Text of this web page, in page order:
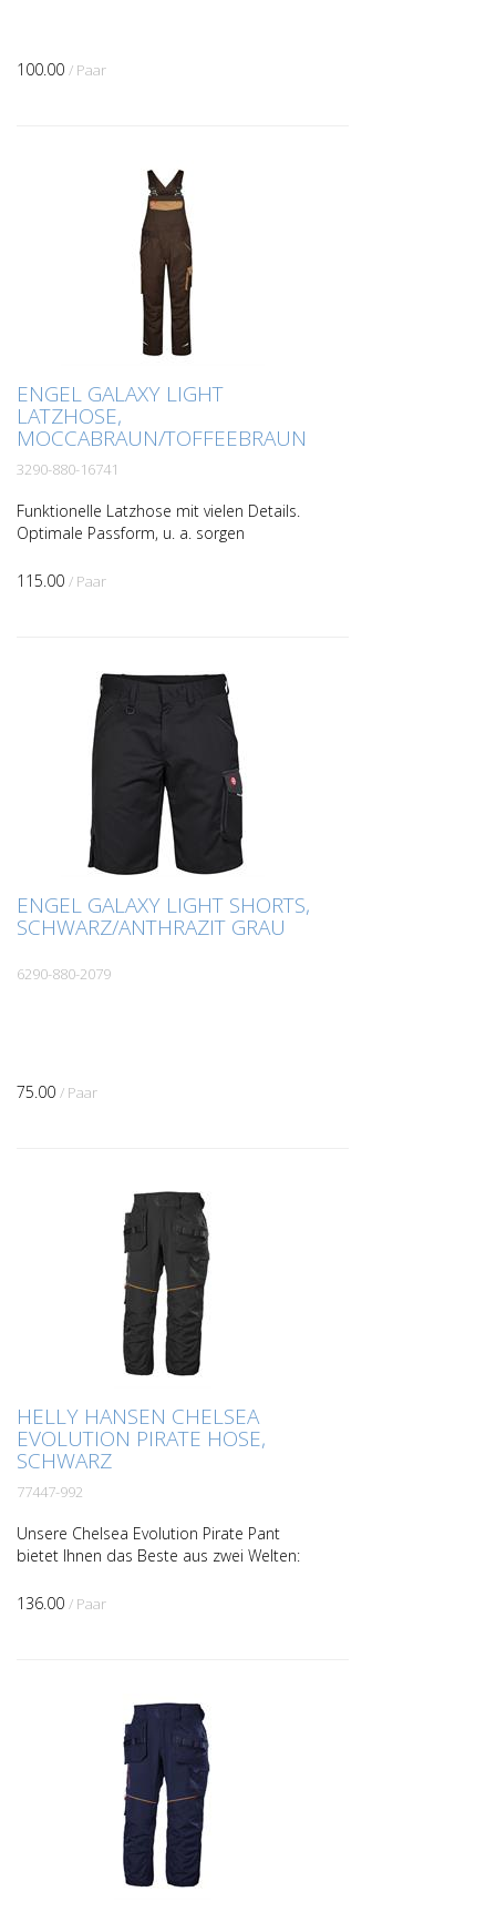
100.00 / Paar
ENGEL GALAXY LIGHT
LATZHOSE,
MOCCABRAUN/TOFFEEBRAUN
3290-880-16741
Funktionelle Latzhose mit vielen Details.
Optimale Passform, u. a. sorgen
der Innennaht im Schritt für mehr
115.00 / Paar
ENGEL GALAXY LIGHT SHORTS,
SCHWARZ/ANTHRAZIT GRAU
6290-880-2079
75.00 / Paar
HELLY HANSEN CHELSEA
EVOLUTION PIRATE HOSE,
SCHWARZ
77447-992
Unsere Chelsea Evolution Pirate Pant
bietet Ihnen das Beste aus zwei Welten:
zugleich Bewegungsfreiheit garantiert. Das
136.00 / Paar